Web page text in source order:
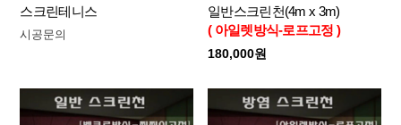
스크린테니스
시공문의
일반스크린천(4m x 3m)
( 아일렛방식-로프고정 )
180,000원